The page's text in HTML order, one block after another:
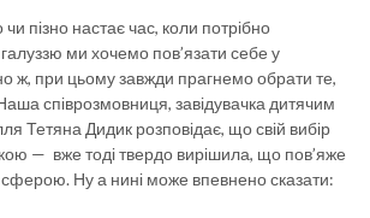
пізно настає час, коли потрібно
ми хочемо пов’язати себе у
ж, при цьому завжди прагнемо обрати те,
співрозмовниця, завідувачка дитячим
Тетяна Дидик розповідає, що свій вибір
— вже тоді твердо вирішила, що пов’яже
сферою. Ну а нині може впевнено сказати: